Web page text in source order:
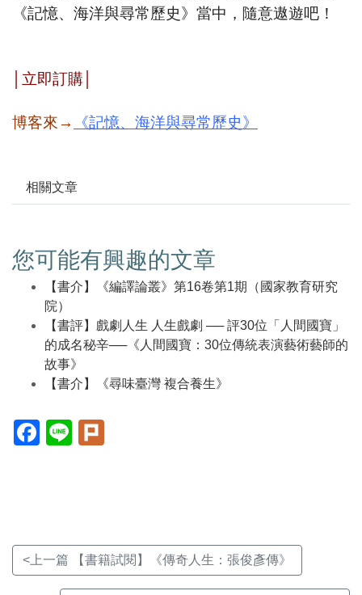
《記憶、海洋與尋常歷史》當中，隨意遨遊吧！
立即訂購
博客來→ 《記憶、海洋與尋常歷史》
相關文章
您可能有興趣的文章
【書介】《編譯論叢》第16卷第1期（國家教育研究
院）
【書評】戲劇人生 人生戲劇 ── 評30位「人間國寶」
的成名秘辛──《人間國寶：30位傳統表演藝術藝師的
故事》
【書介】《尋味臺灣 複合養生》
Facebook(另
開
Line(另
開
<上一篇 【書籍試閱】《傳奇人生：張俊彥傳》